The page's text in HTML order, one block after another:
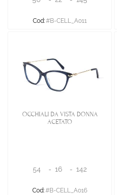
Cod:#B-CELL_A011
OCCHIALI DA VISTA DONNA
ACETATO
54 - 16 - 142
Cod:#B-CELL_A016